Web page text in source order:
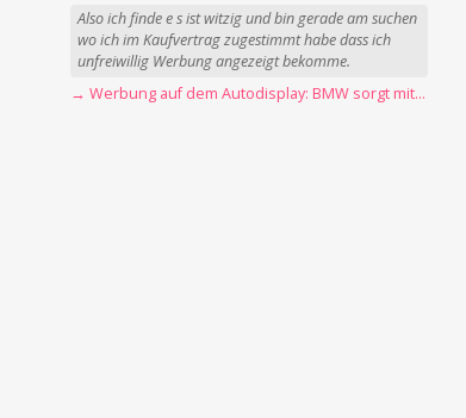
Also ich finde e s ist witzig und bin gerade am suchen
wo ich im Kaufvertrag zugestimmt habe dass ich
unfreiwillig Werbung angezeigt bekomme.
→ Werbung auf dem Autodisplay: BMW sorgt mit Spider-Man-Werbung für scharfe Kritik